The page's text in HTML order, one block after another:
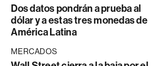
Dos datos pondrán a prueba al
dólar y a estas tres monedas de
América Latina
MERCADOS